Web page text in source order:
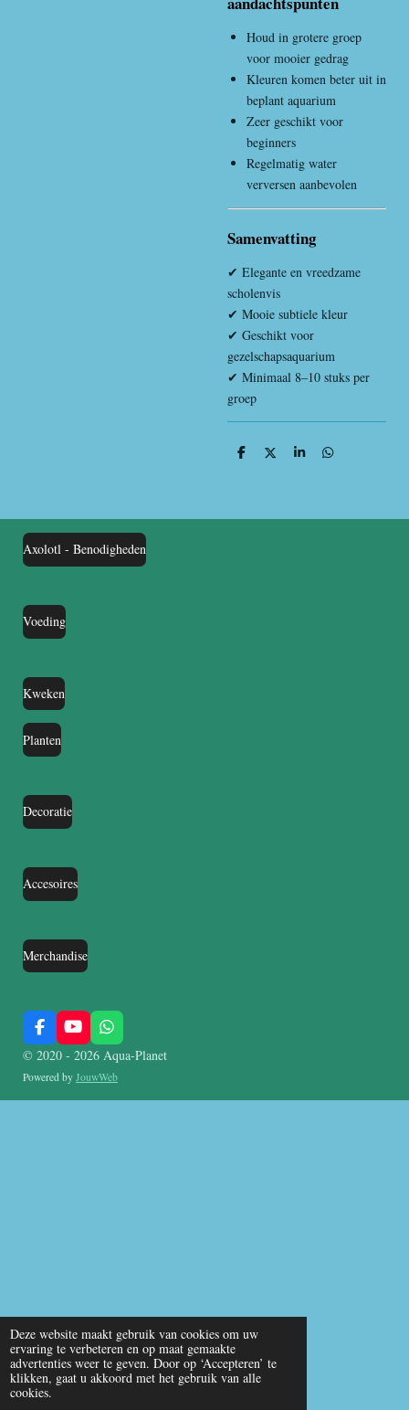
Deze website maakt gebruik van cookies om uw
ervaring te verbeteren en op maat gemaakte
advertenties weer te geven. Door op ‘Accepteren’ te
klikken, gaat u akkoord met het gebruik van alle
cookies.
Houd in grotere groep
voor mooier gedrag
Kleuren komen beter uit in
beplant aquarium
Zeer geschikt voor
beginners
Regelmatig water
verversen aanbevolen
Samenvatting
✔ Elegante en vreedzame
scholenvis
✔ Mooie subtiele kleur
✔ Geschikt voor
gezelschapsaquarium
✔ Minimaal 8–10 stuks per
groep
D
D
S
D
Axolotl - Benodigheden
Voeding
Kweken
Planten
Decoratie
Accesoires
Merchandise
F
a
c
e
o
Y
o
u
T
b
W
h
a
t
A
© 2020 - 2026 Aqua-Planet
Powered by JouwWeb